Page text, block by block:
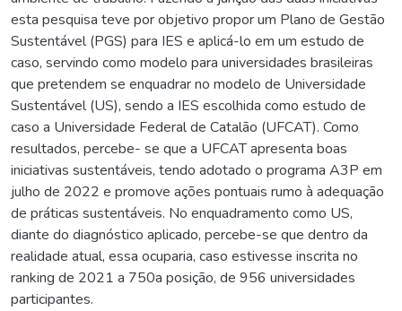
esta pesquisa teve por objetivo propor um Plano de Gestão
Sustentável (PGS) para IES e aplicá-lo em um estudo de
caso, servindo como modelo para universidades brasileiras
que pretendem se enquadrar no modelo de Universidade
Sustentável (US), sendo a IES escolhida como estudo de
caso a Universidade Federal de Catalão (UFCAT). Como
resultados, percebe- se que a UFCAT apresenta boas
iniciativas sustentáveis, tendo adotado o programa A3P em
julho de 2022 e promove ações pontuais rumo à adequação
de práticas sustentáveis. No enquadramento como US,
diante do diagnóstico aplicado, percebe-se que dentro da
realidade atual, essa ocuparia, caso estivesse inscrita no
ranking de 2021 a 750a posição, de 956 universidades
participantes.